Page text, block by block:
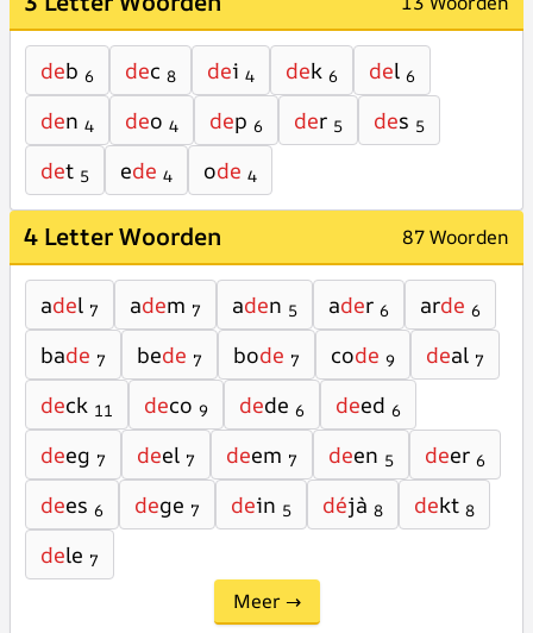
deb 6 dec 8 dei 4 dek 6 del 6
den 4 deo 4 dep 6 der 5 des 5
det 5 ede 4 ode 4
4 Letter Woorden 87 Woorden
adel 7 adem 7 aden 5 ader 6 arde 6
bade 7 bede 7 bode 7 code 9 deal 7
deck 11 deco 9 dede 6 deed 6
deeg 7 deel 7 deem 7 deen 5 deer 6
dees 6 dege 7 dein 5 déjà 8 dekt 8
dele 7
Meer →